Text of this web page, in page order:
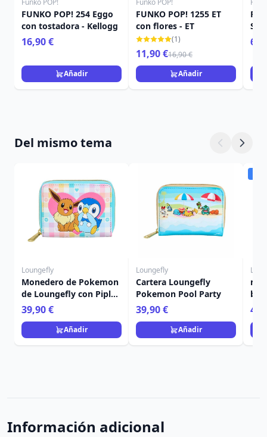
Funko POP!
FUNKO POP! 254 Eggo
con tostadora - Kellogg
16,90 €
Añadir
Funko POP!
FUNKO POP! 1255 ET
con flores - ET
(1)
11,90 €16,90 €
Añadir
Del mismo tema
Loungefly
Monedero de Pokemon
de Loungefly con Piplup
y Eevee Amigos
39,90 €
Añadir
Loungefly
Cartera Loungefly
Pokemon Pool Party
39,90 €
Añadir
by
de
Información adicional